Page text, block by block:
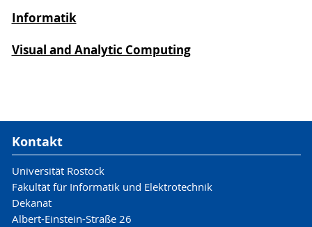
Informatik
Visual and Analytic Computing
Kontakt
Universität Rostock
Fakultät für Informatik und Elektrotechnik
Dekanat
Albert-Einstein-Straße 26